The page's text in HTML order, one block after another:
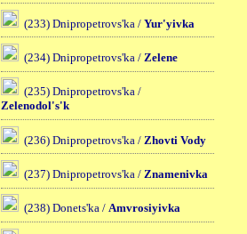
(233) Dnipropetrovs'ka / Yur'yivka
(234) Dnipropetrovs'ka / Zelene
(235) Dnipropetrovs'ka /
Zelenodol's'k
(236) Dnipropetrovs'ka / Zhovti Vody
(237) Dnipropetrovs'ka / Znamenivka
(238) Donets'ka / Amvrosiyivka